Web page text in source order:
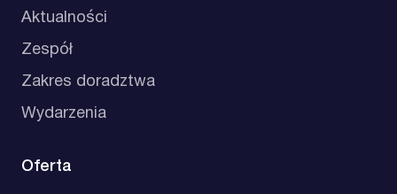
Aktualności
Zespół
Zakres doradztwa
Wydarzenia
Oferta